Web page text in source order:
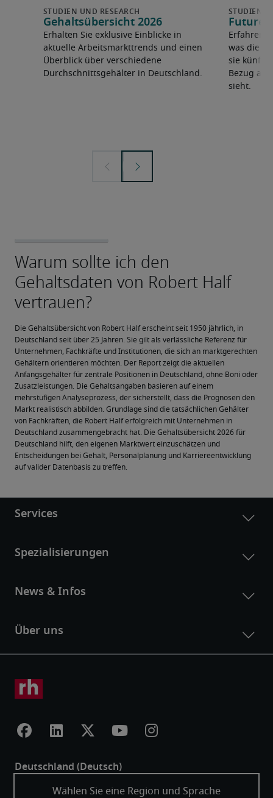
Gehaltsübersicht 2026
Erhalten Sie exklusive Einblicke in
aktuelle Arbeitsmarkttrends und einen
Überblick über verschiedene
Durchschnittsgehälter in Deutschland.
Future
Erfahren
was die
sie
Bezug
sieht.
Die Gehaltsübersicht von Robert Half erscheint seit 1950 jährlich, in
Deutschland seit über 25 Jahren. Sie gilt als verlässliche Referenz für
Unternehmen, Fachkräfte und Institutionen, die sich an marktgerechten
Gehältern orientieren möchten. Der Report zeigt die aktuellen
Anfangsgehälter für zentrale Positionen in Deutschland, ohne Boni oder
Zusatzleistungen. Die Gehaltsangaben basieren auf einem
mehrstufigen Analyseprozess, der sicherstellt, dass die Prognosen den
Markt realistisch abbilden. Grundlage sind die tatsächlichen Gehälter
von Fachkräften, die Robert Half erfolgreich mit Unternehmen in
Deutschland zusammengebracht hat. Die Gehaltsübersicht 2026 für
Deutschland hilft, den eigenen Marktwert einzuschätzen und
Entscheidungen bei Gehalt, Personalplanung und Karriereentwicklung
auf valider Datenbasis zu treffen.